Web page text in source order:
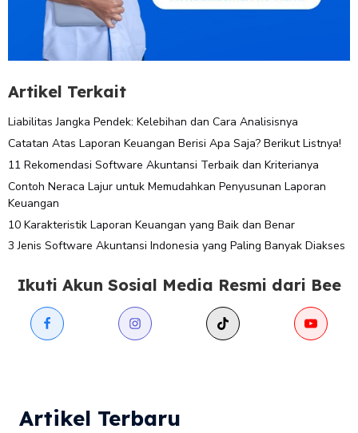
Artikel Terkait
Liabilitas Jangka Pendek: Kelebihan dan Cara Analisisnya
Catatan Atas Laporan Keuangan Berisi Apa Saja? Berikut Listnya!
11 Rekomendasi Software Akuntansi Terbaik dan Kriterianya
Contoh Neraca Lajur untuk Memudahkan Penyusunan Laporan
Keuangan
10 Karakteristik Laporan Keuangan yang Baik dan Benar
3 Jenis Software Akuntansi Indonesia yang Paling Banyak Diakses
Ikuti Akun Sosial Media Resmi dari Bee
Artikel Terbaru